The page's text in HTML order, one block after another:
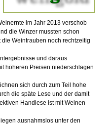
im Jahr 2013 verschob
die Winzer mussten schon
Weintrauben noch rechtzeitig
und daraus
höheren Preisen niederschlagen
sich durch zum Teil hohe
die späte Lese und der damit
Handlese ist mit Weinen
ausnahmslos unter den